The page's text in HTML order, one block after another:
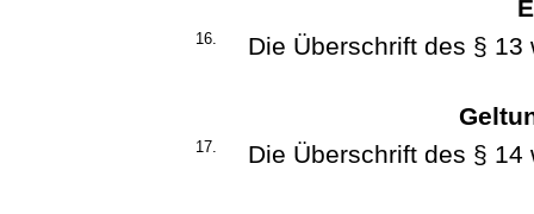
16. Die Überschrift des §
17. Die Überschrift des §